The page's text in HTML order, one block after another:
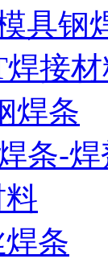
具钢
焊接
焊条
条-焊
焊条